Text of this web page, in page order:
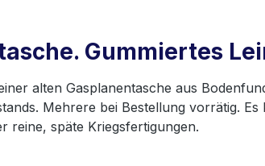
Gummiertes
alten Gasplanentasche aus
Mehrere bei Bestellung vorrätig.
reine, späte Kriegsfertigungen.